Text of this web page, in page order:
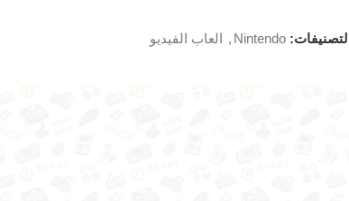
التصنيفات: Nintendo
, العاب الفيديو